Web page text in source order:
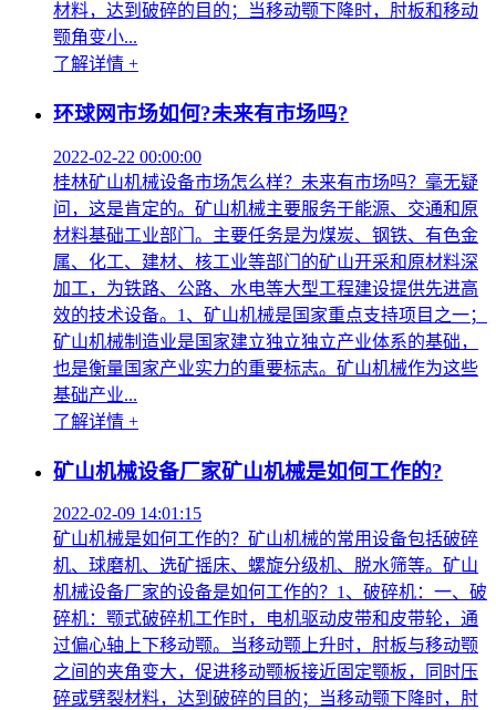
材料，达到破碎的目的；当移动颚下降时，肘板和移动
颚角变小...
了解详情 +
环球网市场如何?未来有市场吗?
2022-02-22 00:00:00
桂林矿山机械设备市场怎么样？未来有市场吗？毫无疑
问，这是肯定的。矿山机械主要服务于能源、交通和原
材料基础工业部门。主要任务是为煤炭、钢铁、有色金
属、化工、建材、核工业等部门的矿山开采和原材料深
加工，为铁路、公路、水电等大型工程建设提供先进高
效的技术设备。1、矿山机械是国家重点支持项目之一；
矿山机械制造业是国家建立独立独立产业体系的基础，
也是衡量国家产业实力的重要标志。矿山机械作为这些
基础产业...
了解详情 +
矿山机械设备厂家矿山机械是如何工作的?
2022-02-09 14:01:15
矿山机械是如何工作的？矿山机械的常用设备包括破碎
机、球磨机、选矿摇床、螺旋分级机、脱水筛等。矿山
机械设备厂家的设备是如何工作的？1、破碎机：一、破
碎机：颚式破碎机工作时，电机驱动皮带和皮带轮，通
过偏心轴上下移动颚。当移动颚上升时，肘板与移动颚
之间的夹角变大，促进移动颚板接近固定颚板，同时压
碎或劈裂材料，达到破碎的目的；当移动颚下降时，肘